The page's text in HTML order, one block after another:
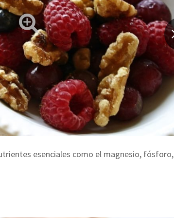
esenciales como el magnesio, fósforo,